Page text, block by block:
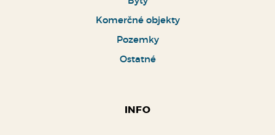
Komerčné objekty
Pozemky
Ostatné
INFO